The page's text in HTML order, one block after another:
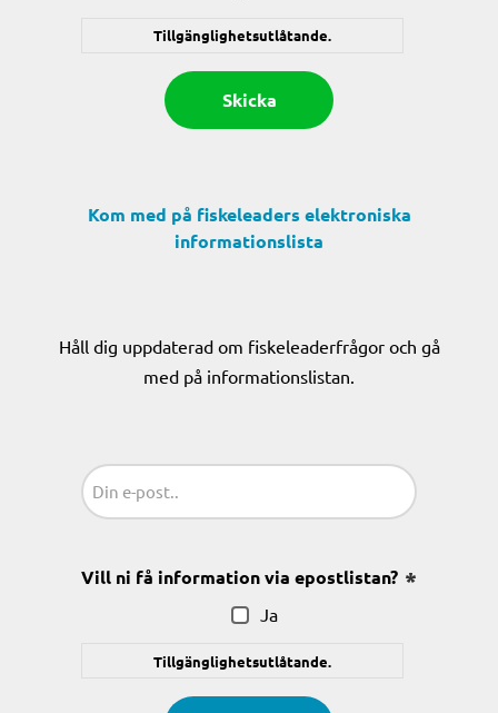
Tillgänglighetsutlåtande.
Kom med på fiskeleaders elektroniska
informationslista
Håll dig uppdaterad om fiskeleaderfrågor och gå
med på informationslistan.
Sähköposti
Vill ni få information via epostlistan?
Ja
Tillgänglighetsutlåtande.